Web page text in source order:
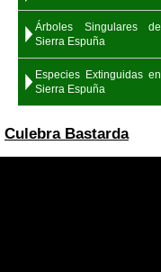
Árboles Singulares de
Sierra Espuña
Especies Extinguidas en
Sierra Espuña
Culebra Bastarda